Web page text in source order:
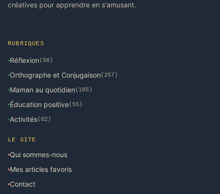
créatives pour apprendre en s'amusant.
RUBRIQUES
Réflexion (50)
Orthographe et Conjugaison (257)
Maman au quotidien (185)
Éducation positive(55)
Activités(82)
LE SITE
Qui sommes-nous
Mes articles favoris
Contact